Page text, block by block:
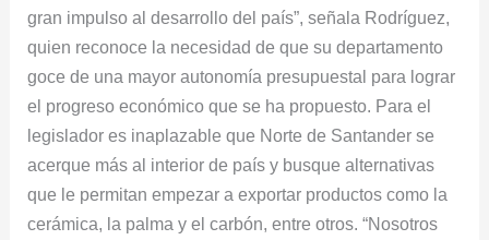
gran impulso al desarrollo del país”, señala Rodríguez,
quien reconoce la necesidad de que su departamento
goce de una mayor autonomía presupuestal para lograr
el progreso económico que se ha propuesto. Para el
legislador es inaplazable que Norte de Santander se
acerque más al interior de país y busque alternativas
que le permitan empezar a exportar productos como la
cerámica, la palma y el carbón, entre otros. “Nosotros